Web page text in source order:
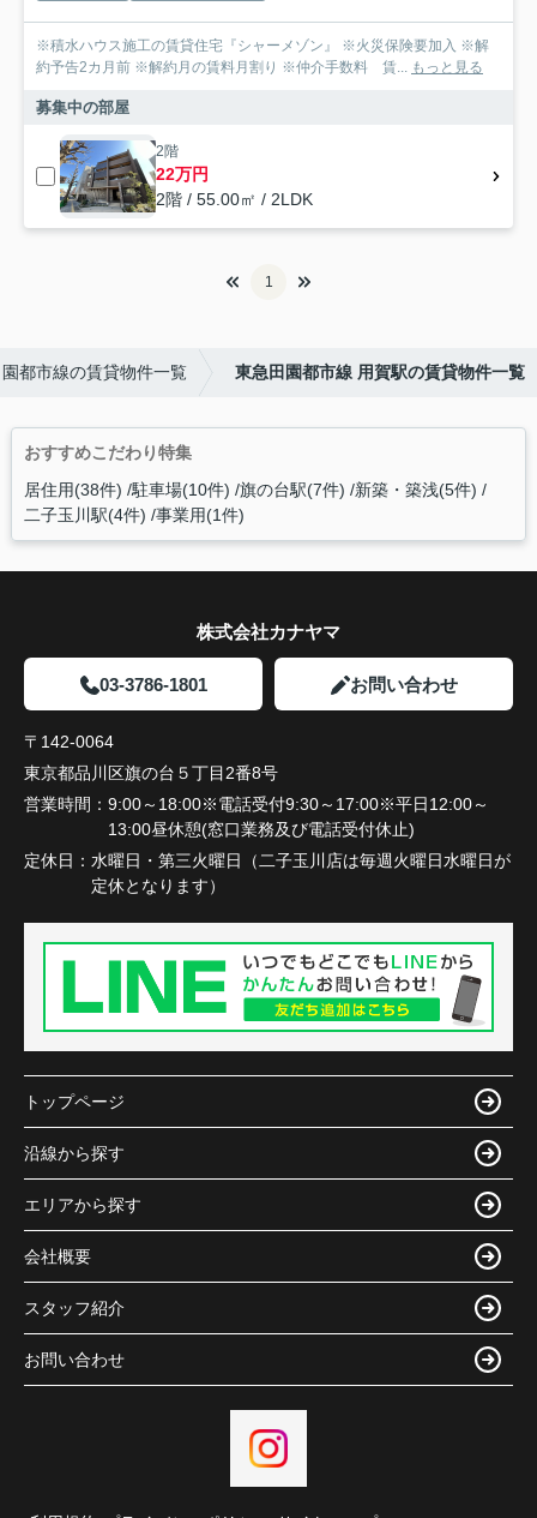
※積水ハウス施工の賃貸住宅『シャーメゾン』 ※火災保険要加入 ※解
約予告2カ月前 ※解約月の賃料月割り ※仲介手数料 賃... もっと見る
募集中の部屋
2階
22万円
2階 / 55.00㎡ / 2LDK
1
都市線の賃貸物件一覧 東急田園都市線 用賀駅の賃貸物件一覧
おすすめこだわり特集
居住用(38件) 駐車場(10件) 旗の台駅(7件) 新築・築浅(5件)
二子玉川駅(4件) 事業用(1件)
株式会社カナヤマ
03-3786-1801 お問い合わせ
〒142-0064
東京都品川区旗の台５丁目2番8号
営業時間： 9:00～18:00※電話受付9:30～17:00※平日12:00～
13:00昼休憩(窓口業務及び電話受付休止)
定休日： 水曜日・第三火曜日（二子玉川店は毎週火曜日水曜日が
定休となります）
トップページ
沿線から探す
エリアから探す
会社概要
スタッフ紹介
お問い合わせ